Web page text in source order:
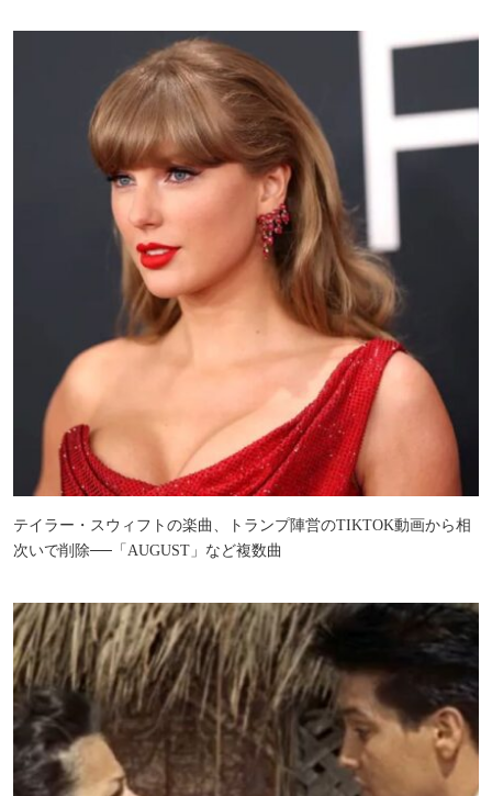
テイラー・スウィフトの楽曲、トランプ陣営のTIKTOK動画から相
次いで削除──「AUGUST」など複数曲